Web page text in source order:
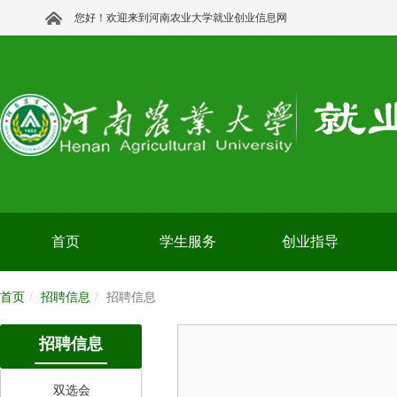
您好！欢迎来到河南农业大学就业创业信息网
首页 学生服务 创业指导
首页 招聘信息 招聘信息
招聘信息
双选会